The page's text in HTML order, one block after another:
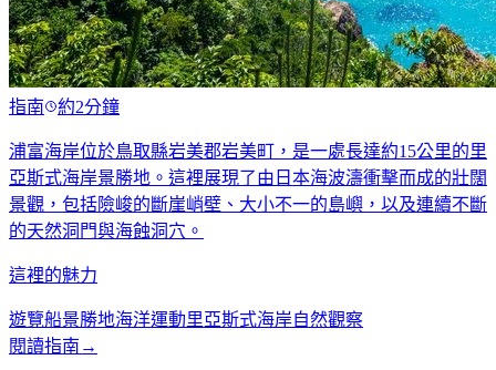
指南 約2分鐘
浦富海岸位於鳥取縣岩美郡岩美町，是一處長達約15公里的里
亞斯式海岸景勝地。這裡展現了由日本海波濤衝擊而成的壯闊
景觀，包括險峻的斷崖峭壁、大小不一的島嶼，以及連續不斷
的天然洞門與海蝕洞穴。
這裡的魅力
遊覽船景勝地海洋運動里亞斯式海岸自然觀察
閱讀指南 →